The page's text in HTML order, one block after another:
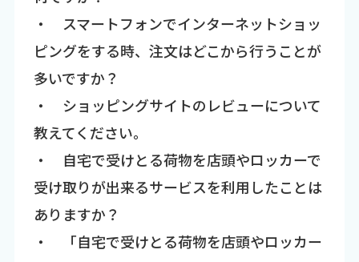
・ スマートフォンでインターネットショッ
ピングをする時、注文はどこから行うことが
多いですか？
・ ショッピングサイトのレビューについて
教えてください。
・ 自宅で受けとる荷物を店頭やロッカーで
受け取りが出来るサービスを利用したことは
ありますか？
・ 「自宅で受けとる荷物を店頭やロッカー